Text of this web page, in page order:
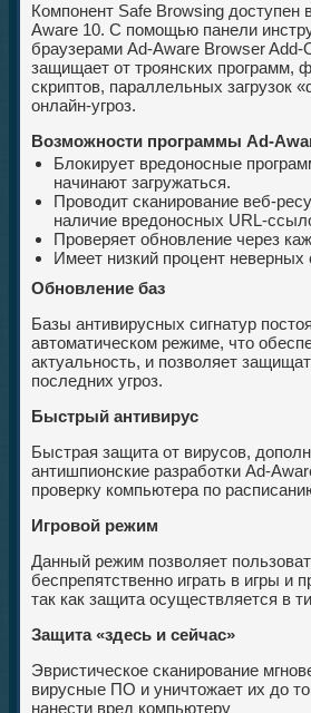
Компонент Safe Browsing доступен
Awаre 10. С помощью панели
браузерами Ad-Aware Brоwser
защищает от троянских программ,
скриптов, параллельных загрузок
онлайн-угроз.
Возможности программы Ad-
Блокирует вредоносные
начинают загружаться.
Проводит сканирование веб-
наличие вредоносных URL-
Проверяет обновление через
Имеет низкий процент неверных
Обновление баз
Базы антивирусных сигнатур
автоматическом режиме, что
актуальность, и позволяет
последних угроз.
Быстрый антивирус
Быстрая защита от вирусов,
антишпионские разработки Ad-
проверку компьютера по
Игровой режим
Данный режим позволяет
беспрепятственно играть в игры и
так как защита осуществляется в
Защита «здесь и сейчас»
Эвристическое сканирование
вирусные ПО и уничтожает их до
нанести вред компьютеру